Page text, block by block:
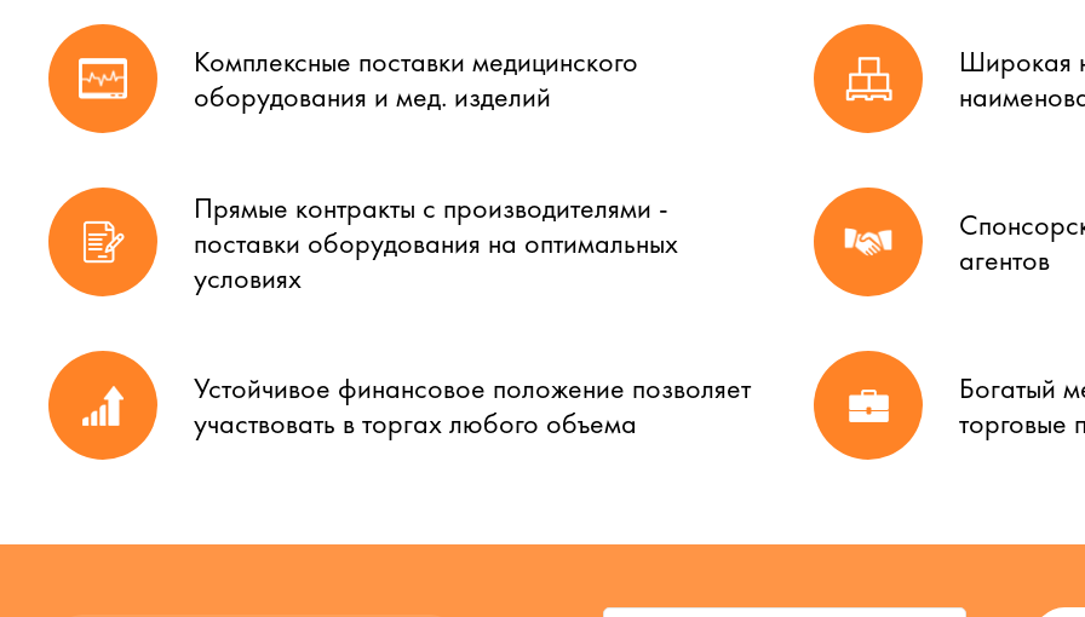
Комплексные поставки медицинского
оборудования и мед. изделий
Прямые контракты с производителями -
поставки оборудования на оптимальных
условиях
Устойчивое финансовое положение позволяет
участвовать в торгах любого объема
Широкая
агентов
Богатый
торговые